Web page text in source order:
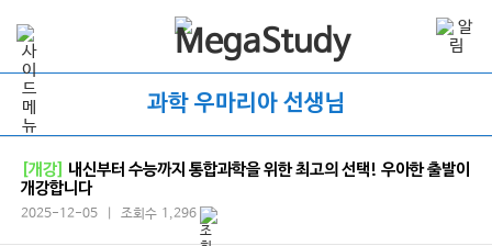
과학 우마리아 선생님
[개강]
내신부터 수능까지 통합과학을 위한 최고의 선택! 우아한 출발이
개강합니다
2025-12-05 | 조회수 1,296